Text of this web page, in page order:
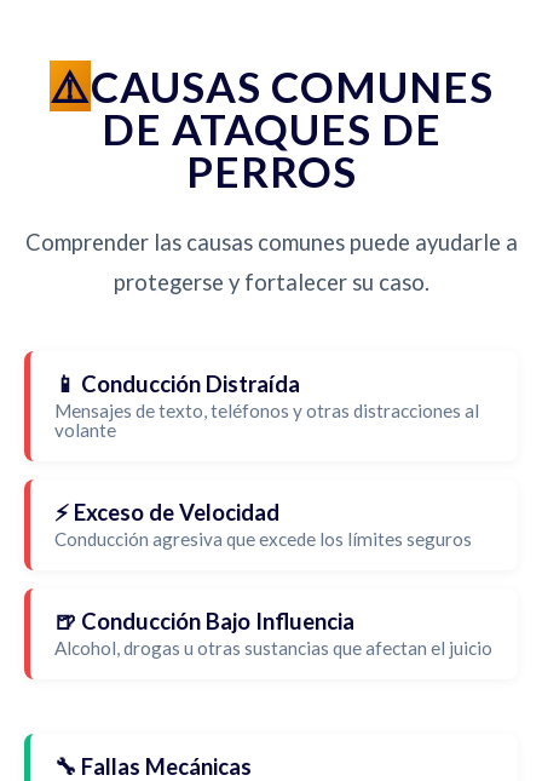
CAUSAS COMUNES
DE ATAQUES DE
PERROS
Comprender las causas comunes puede ayudarle a
protegerse y fortalecer su caso.
📱 Conducción Distraída
Mensajes de texto, teléfonos y otras distracciones al
volante
⚡ Exceso de Velocidad
Conducción agresiva que excede los límites seguros
🍺 Conducción Bajo Influencia
Alcohol, drogas u otras sustancias que afectan el juicio
🔧 Fallas Mecánicas